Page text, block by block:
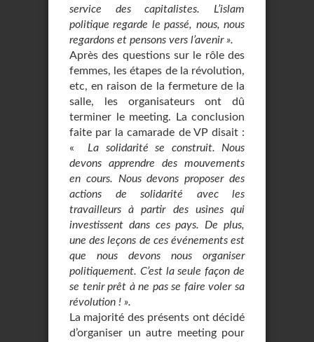
service des capitalistes. L’islam
politique regarde le passé, nous, nous
regardons et pensons vers l’avenir ».
Après des questions sur le rôle des
femmes, les étapes de la révolution,
etc, en raison de la fermeture de la
salle, les organisateurs ont dû
terminer le meeting. La conclusion
faite par la camarade de VP disait :
«
La solidarité se construit. Nous
devons apprendre des mouvements
en cours. Nous devons proposer des
actions de solidarité avec les
travailleurs à partir des usines qui
investissent dans ces pays. De plus,
une des leçons de ces événements est
que nous devons nous organiser
politiquement. C’est la seule façon de
se tenir prêt à ne pas se faire voler sa
révolution ! ».
La majorité des présents ont décidé
d’organiser un autre meeting pour